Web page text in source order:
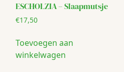
ESCHOLZIA – Slaapmutsje
€17,50
Toevoegen aan
winkelwagen